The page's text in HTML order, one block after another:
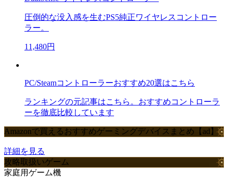
圧倒的な没入感を生むPS5純正ワイヤレスコントロー
ラー。
11,480円
PC/Steamコントローラーおすすめ20選はこちら
ランキングの元記事はこちら。おすすめコントローラ
ーを徹底比較しています
Amazonで買えるおすすめゲーミングデバイスまとめ【ad】
詳細を見る
攻略取扱いゲーム
家庭用ゲーム機